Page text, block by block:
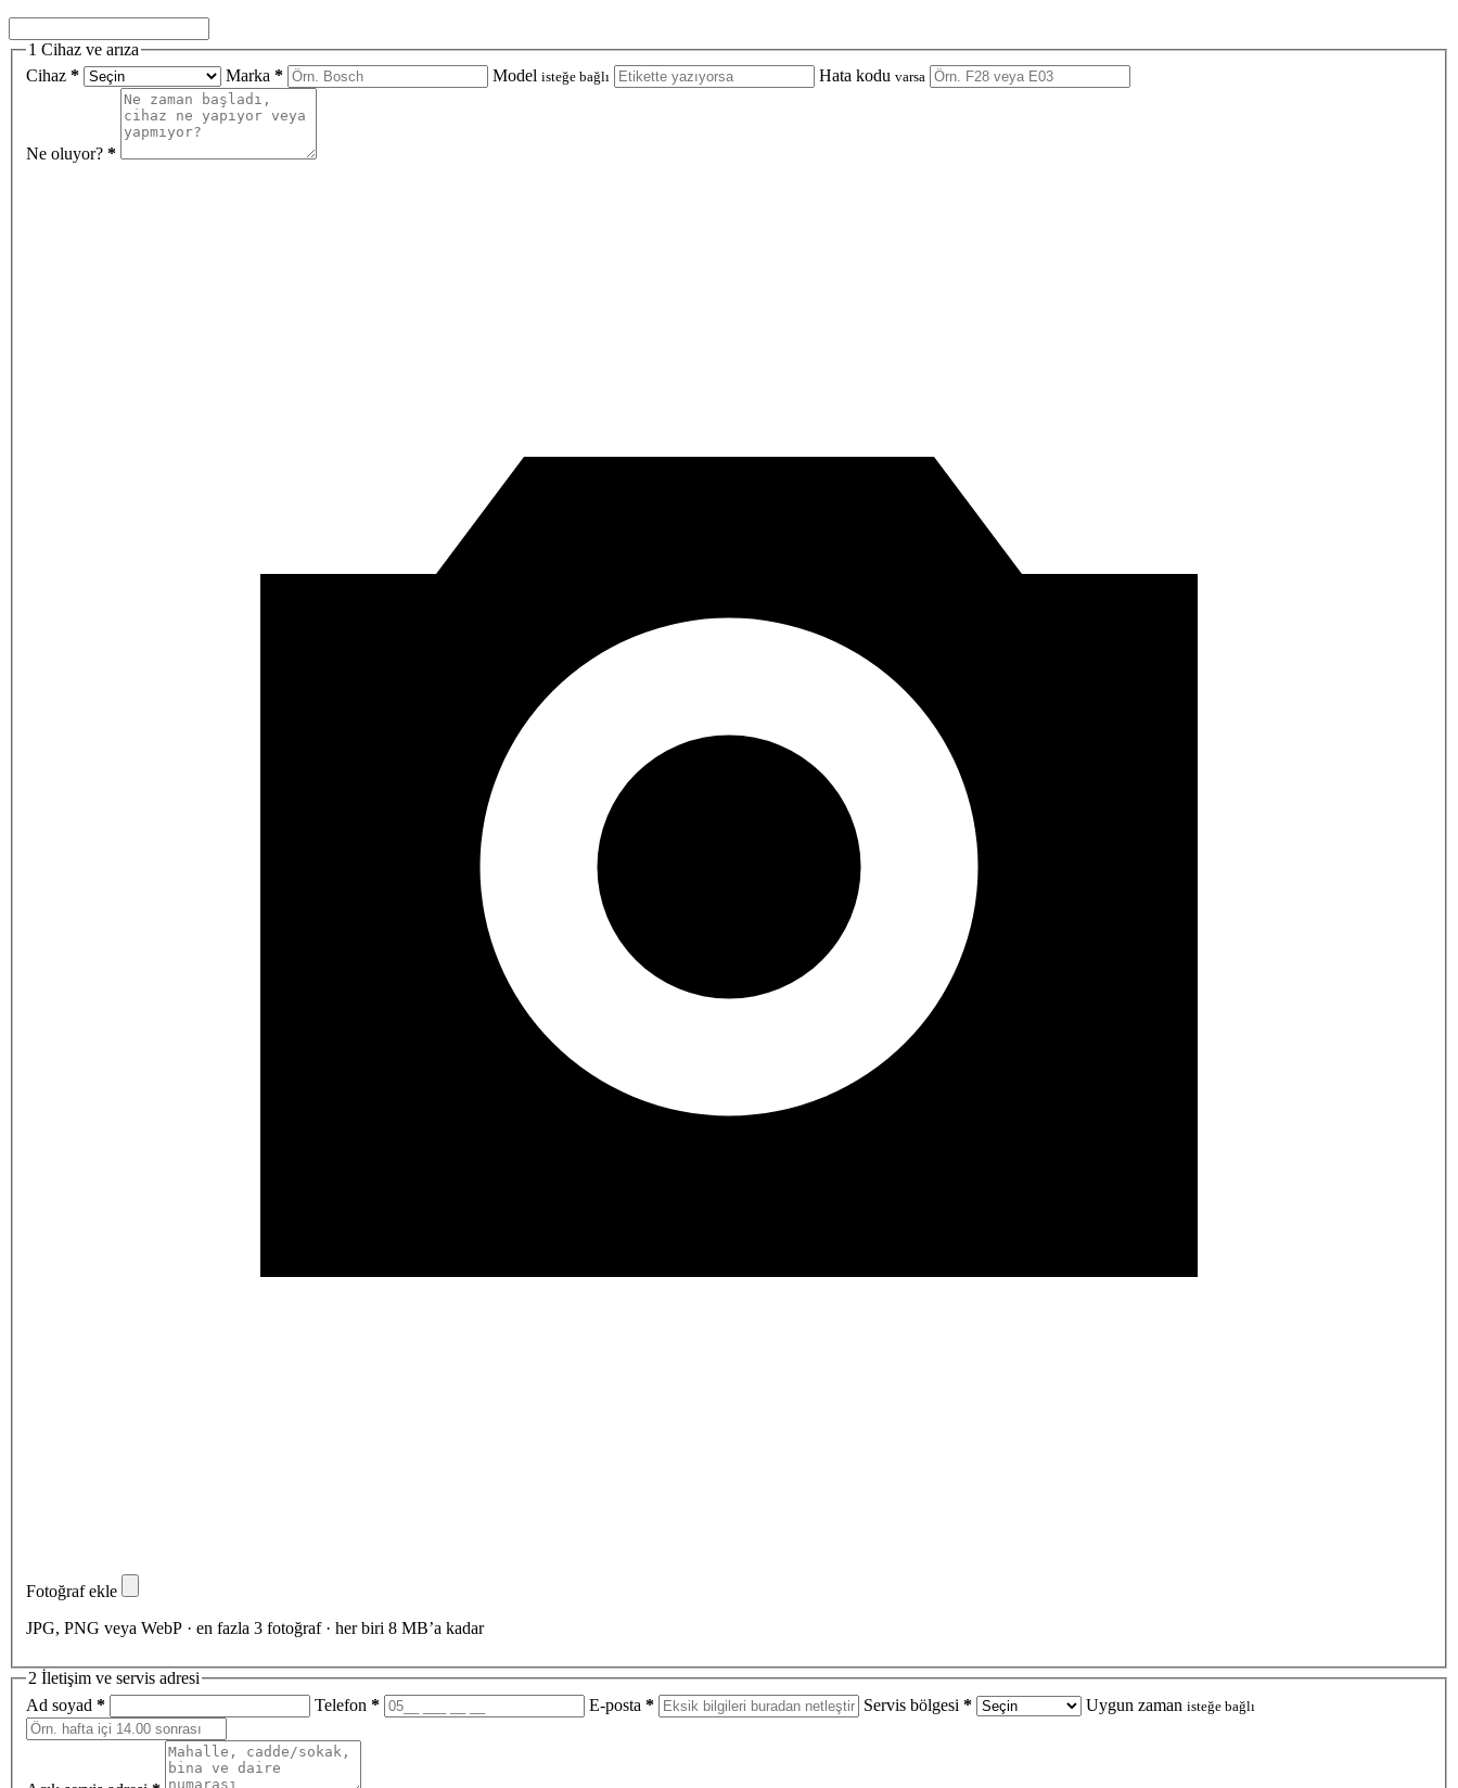
1 Cihaz ve arıza
Cihaz * Marka * Model isteğe bağlı Hata kodu varsa
Ne oluyor? *
Fotoğraf ekle
JPG, PNG veya WebP · en fazla 3 fotoğraf · her biri 8 MB’a kadar
2 İletişim ve servis adresi
Ad soyad * Telefon * E-posta * Servis bölgesi * Uygun zaman isteğe bağlı